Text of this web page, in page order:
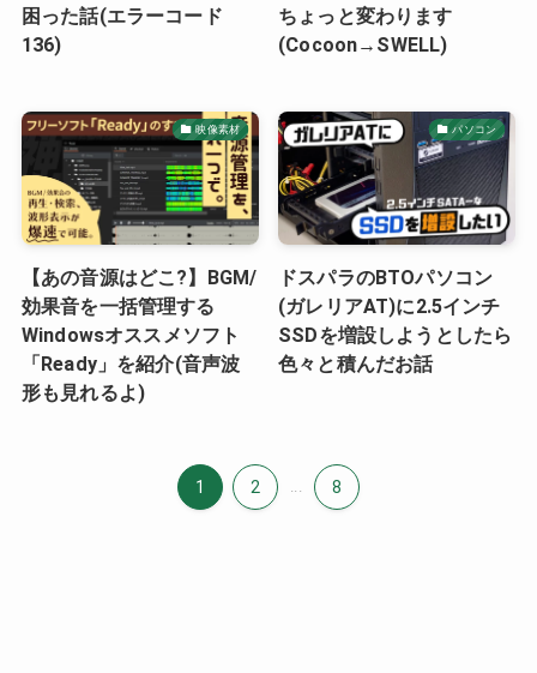
困った話(エラーコード
136)
ちょっと変わります
(Cocoon→SWELL)
映像素材
【あの音源はどこ?】BGM/
効果音を一括管理する
Windowsオススメソフト
「Ready」を紹介(音声波
形も見れるよ)
パソコン
ドスパラのBTOパソコン
(ガレリアAT)に2.5インチ
SSDを増設しようとしたら
色々と積んだお話
1 2 ... 8